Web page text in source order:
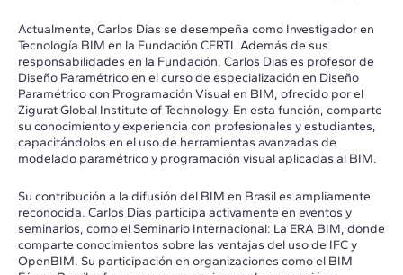
Actualmente, Carlos Dias se desempeña como Investigador en
Tecnología BIM en la Fundación CERTI. Además de sus
responsabilidades en la Fundación, Carlos Dias es profesor de
Diseño Paramétrico en el curso de especialización en Diseño
Paramétrico con Programación Visual en BIM, ofrecido por el
Zigurat Global Institute of Technology. En esta función, comparte
su conocimiento y experiencia con profesionales y estudiantes,
capacitándolos en el uso de herramientas avanzadas de
modelado paramétrico y programación visual aplicadas al BIM.
Su contribución a la difusión del BIM en Brasil es ampliamente
reconocida. Carlos Dias participa activamente en eventos y
seminarios, como el Seminario Internacional: La ERA BIM, donde
comparte conocimientos sobre las ventajas del uso de IFC y
OpenBIM. Su participación en organizaciones como el BIM